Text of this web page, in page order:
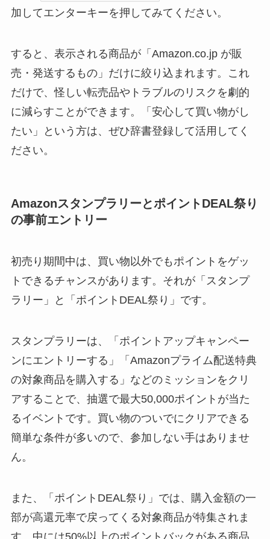
加してエンターキーを押してみてください。
すると、表示される商品が「Amazon.co.jp が販
売・発送するもの」だけに絞り込まれます。これ
だけで、怪しい転売品やトラブルのリスクを劇的
に減らすことができます。「安心して買い物がし
たい」という方は、ぜひ辞書登録して活用してく
ださい。
AmazonスタンプラリーとポイントDEAL祭り
の事前エントリー
初売り期間中は、買い物以外でもポイントをゲッ
トできるチャンスがあります。それが「スタンプ
ラリー」と「ポイントDEAL祭り」です。
スタンプラリーは、「ポイントアップキャンペー
ンにエントリーする」「Amazonプライム配送特典
の対象商品を購入する」などのミッションをクリ
アすることで、抽選で最大50,000ポイントが当た
るイベントです。買い物のついでにクリアできる
簡単な条件が多いので、参加しない手はありませ
ん。
また、「ポイントDEAL祭り」では、購入金額の一
部が高還元率で戻ってくる対象商品が特集されま
す。中には50%以上のポイントバックがある商品